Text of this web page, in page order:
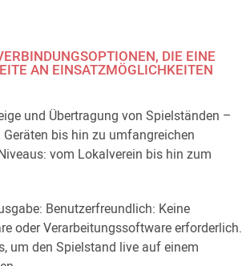
DIE EINE
AN EINSATZMÖGLICHKEITEN B
und Übertragung von Spielständen –
bis hin zu umfangreichen
vom Lokalverein bis hin zum
Benutzerfreundlich: Keine
oder Verarbeitungssoftware erforderlich.
um den Spielstand live auf einem